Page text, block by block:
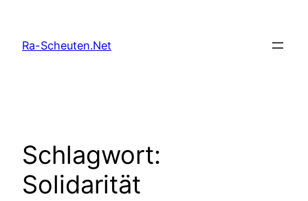
springen
Ra-Scheuten.Net
Schlagwort:
Solidarität